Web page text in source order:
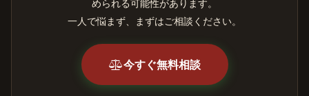
められる可能性があります。
一人で悩まず、まずはご相談ください。
今すぐ無料相談